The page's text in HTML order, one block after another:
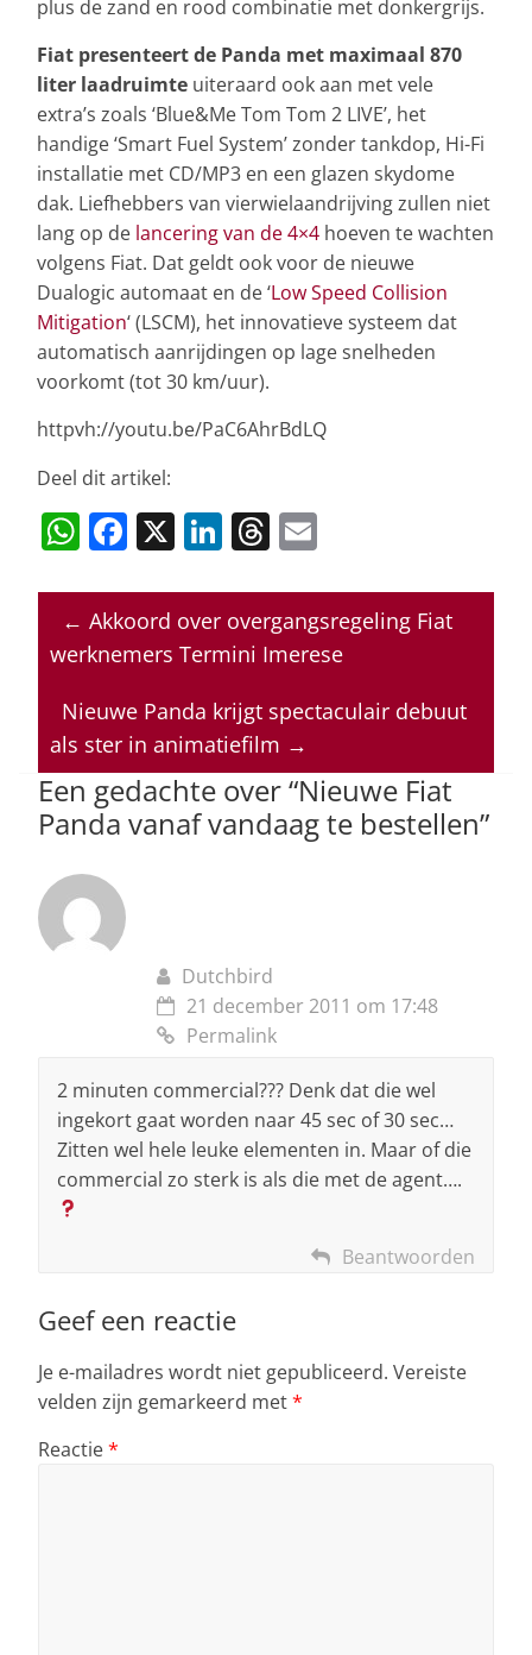
plus de zand en rood combinatie met donkergrijs.
Fiat presenteert de Panda met maximaal 870
liter laadruimte uiteraard ook aan met vele
extra’s zoals ‘Blue&Me Tom Tom 2 LIVE’, het
handige ‘Smart Fuel System’ zonder tankdop, Hi-Fi
installatie met CD/MP3 en een glazen skydome
dak. Liefhebbers van vierwielaandrijving zullen niet
lang op de lancering van de 4×4 hoeven te wachten
volgens Fiat. Dat geldt ook voor de nieuwe
Dualogic automaat en de ‘Low Speed Collision
Mitigation‘ (LSCM), het innovatieve systeem dat
automatisch aanrijdingen op lage snelheden
voorkomt (tot 30 km/uur).
httpvh://youtu.be/PaC6AhrBdLQ
Deel dit artikel:
W
at
s
p
p
F
c
e
o
o
k
X Li
k
e
n
T
re
a
s
ai
l
← Akkoord over overgangsregeling Fiat
werknemers Termini Imerese
Nieuwe Panda krijgt spectaculair debuut
als ster in animatiefilm →
Een gedachte over “Nieuwe Fiat
Panda vanaf vandaag te bestellen”
Dutchbird
21 december 2011 om 17:48
Permalink
2 minuten commercial??? Denk dat die wel
ingekort gaat worden naar 45 sec of 30 sec…
Zitten wel hele leuke elementen in. Maar of die
commercial zo sterk is als die met de agent….
Beantwoorden
Geef een reactie
Je e-mailadres wordt niet gepubliceerd. Vereiste
velden zijn gemarkeerd met*
Reactie*